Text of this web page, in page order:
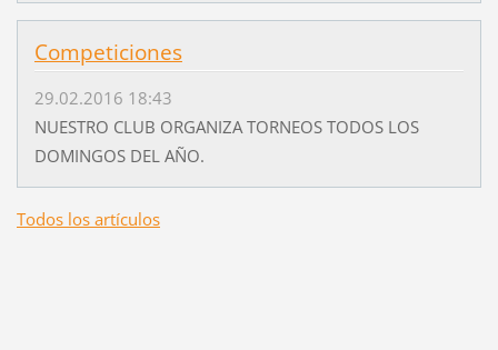
Competiciones
29.02.2016 18:43
NUESTRO CLUB ORGANIZA TORNEOS TODOS LOS
DOMINGOS DEL AÑO.
Todos los artículos